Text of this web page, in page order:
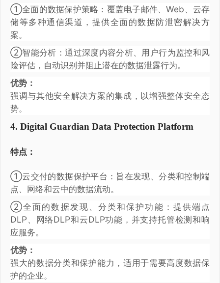
①全面的数据保护策略：覆盖电子邮件、Web、云存
储等多种通信渠道，提供全面的数据防泄密解决方
案。
②智能分析：通过深度内容分析、用户行为监控和风
险评估，自动识别并阻止潜在的数据泄露行为。
优势：
强调与其他安全解决方案的集成，以增强整体安全态
势。
4. Digital Guardian Data Protection Platform
特点：
①云交付的数据保护平台：旨在发现、分类和控制端
点、网络和云中的数据流动。
②全面的数据发现、分类和保护功能：提供端点
DLP、网络DLP和云DLP功能，并支持托管检测和响
应服务。
优势：
强大的数据分类和保护能力，适用于需要高度数据保
护的企业。